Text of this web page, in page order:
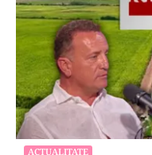
ACTUALITATE